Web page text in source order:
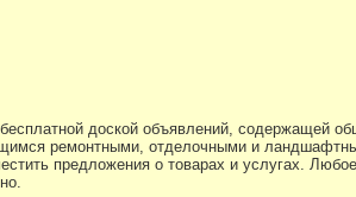
доской объявлений, содержащей
ремонтными, отделочными и
предложения о товарах и услугах.